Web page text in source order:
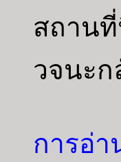
สถาน
วจนะ
การอ่